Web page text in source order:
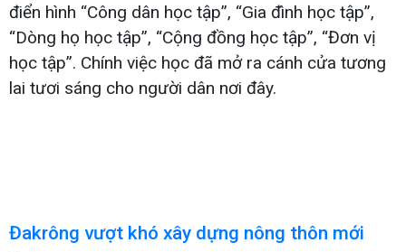
điển hình “Công dân học tập”, “Gia đình học tập”,
“Dòng họ học tập”, “Cộng đồng học tập”, “Đơn vị
học tập”. Chính việc học đã mở ra cánh cửa tương
lai tươi sáng cho người dân nơi đây.
Đakrông vượt khó xây dựng nông thôn mới